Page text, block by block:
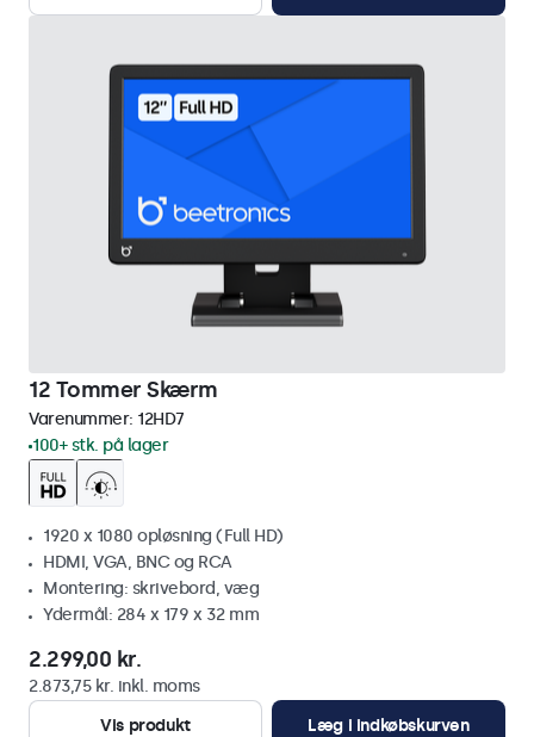
12 Tommer Skærm
Varenummer: 12HD7
100+ stk. på lager
1920 x 1080 opløsning (Full HD)
HDMI, VGA, BNC og RCA
Montering: skrivebord, væg
Ydermål: 284 x 179 x 32 mm
2.299,00 kr.
2.873,75 kr. inkl. moms
Vis produkt
Læg i indkøbskurven